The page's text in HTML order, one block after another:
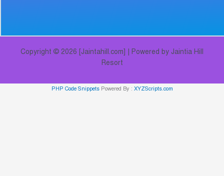
Copyright © 2026 [Jaintahill.com] | Powered by Jaintia Hill
Resort
PHP Code SnippetsPowered By : XYZScripts.com